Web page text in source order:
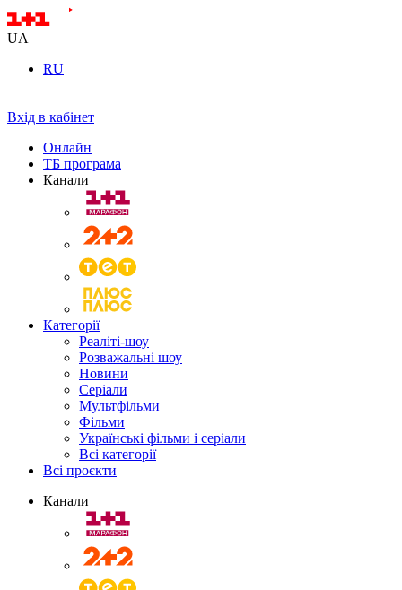
UA
RU
Вхід в кабінет
Онлайн
ТБ програма
Канали
Категорії
Реаліті-шоу
Розважальні шоу
Новини
Серіали
Мультфільми
Фільми
Українські фільми і серіали
Всі категорії
Всі проєкти
Канали